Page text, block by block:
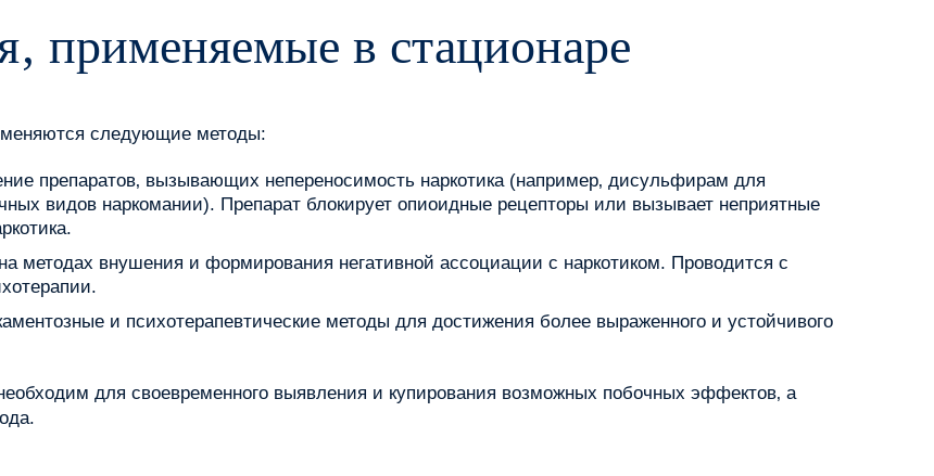
применяемые в стационаре
следующие методы:
препаратов‚ вызывающих непереносимость наркотика (например‚ дисульфирам для
видов наркомании). Препарат блокирует опиоидные рецепторы или вызывает неприятные
методах внушения и формирования негативной ассоциации с наркотиком. Проводится с
и психотерапевтические методы для достижения более выраженного и устойчивого
для своевременного выявления и купирования возможных побочных эффектов‚ а